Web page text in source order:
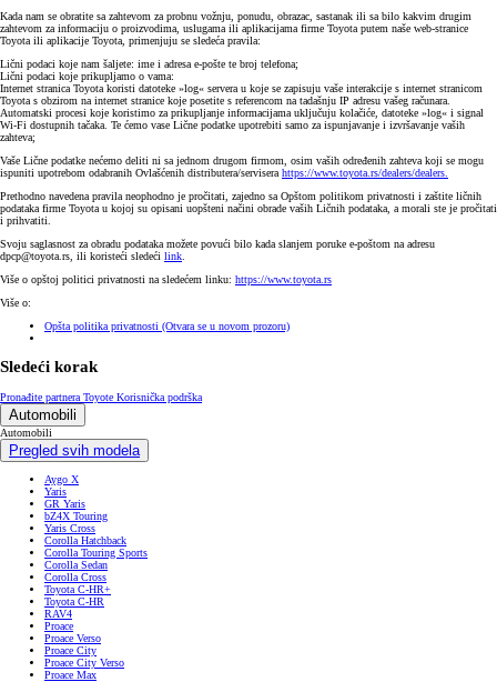
Kada nam se obratite sa zahtevom za probnu vožnju, ponudu, obrazac, sastanak ili sa bilo kakvim drugim
zahtevom za informaciju o proizvodima, uslugama ili aplikacijama firme Toyota putem naše web-stranice
Toyota ili aplikacije Toyota, primenjuju se sledeća pravila:
Lični podaci koje nam šaljete: ime i adresa e-pošte te broj telefona;
Lični podaci koje prikupljamo o vama:
Internet stranica Toyota koristi datoteke »log« servera u koje se zapisuju vaše interakcije s internet stranicom
Toyota s obzirom na internet stranice koje posetite s referencom na tadašnju IP adresu vašeg računara.
Automatski procesi koje koristimo za prikupljanje informacijama uključuju kolačiće, datoteke »log« i signal
Wi-Fi dostupnih tačaka. Te ćemo vase Lične podatke upotrebiti samo za ispunjavanje i izvršavanje vaših
zahteva;
Vaše Lične podatke nećemo deliti ni sa jednom drugom firmom, osim vaših određenih zahteva koji se mogu
ispuniti upotrebom odabranih Ovlašćenih distributera/servisera https://www.toyota.rs/dealers/dealers.
Prethodno navedena pravila neophodno je pročitati, zajedno sa Opštom politikom privatnosti i zaštite ličnih
podataka firme Toyota u kojoj su opisani uopšteni načini obrade vaših Ličnih podataka, a morali ste je pročitati
i prihvatiti.
Svoju saglasnost za obradu podataka možete povući bilo kada slanjem poruke e-poštom na adresu
dpcp@toyota.rs, ili koristeći sledeći link
Više o opštoj politici privatnosti na sledećem linku: https://www.toyota.rs
Više o:
Opšta politika privatnosti (Otvara se u novom prozoru)
Sledeći korak
Pronađite partnera Toyote Korisnička podrška
Automobili
Automobili
Pregled svih modela
Aygo X
Yaris
GR Yaris
bZ4X Touring
Yaris Cross
Corolla Hatchback
Corolla Touring Sports
Corolla Sedan
Corolla Cross
Toyota C-HR+
Toyota C-HR
RAV4
Proace
Proace Verso
Proace City
Proace City Verso
Proace Max